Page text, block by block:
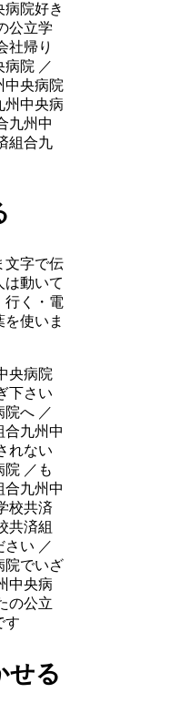
病院好き
公立学
社帰り
病院 ／
中央病院
州中央病
九州中
組合九
文字で伝
は動いて
行く・電
使いま
央病院
下さい
院へ ／
合九州中
れない
院 ／も
合九州中
校共済
共済組
さい ／
院でいざ
中央病
の公立
す
せる